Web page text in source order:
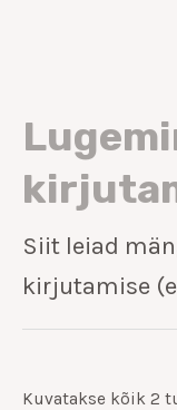
Siit leiad
kirjutamise
Kuvatakse kõik 2